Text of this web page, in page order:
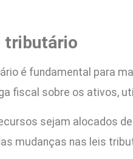
tributário
é fundamental para
fiscal sobre os ativos,
sejam alocados
mudanças nas leis